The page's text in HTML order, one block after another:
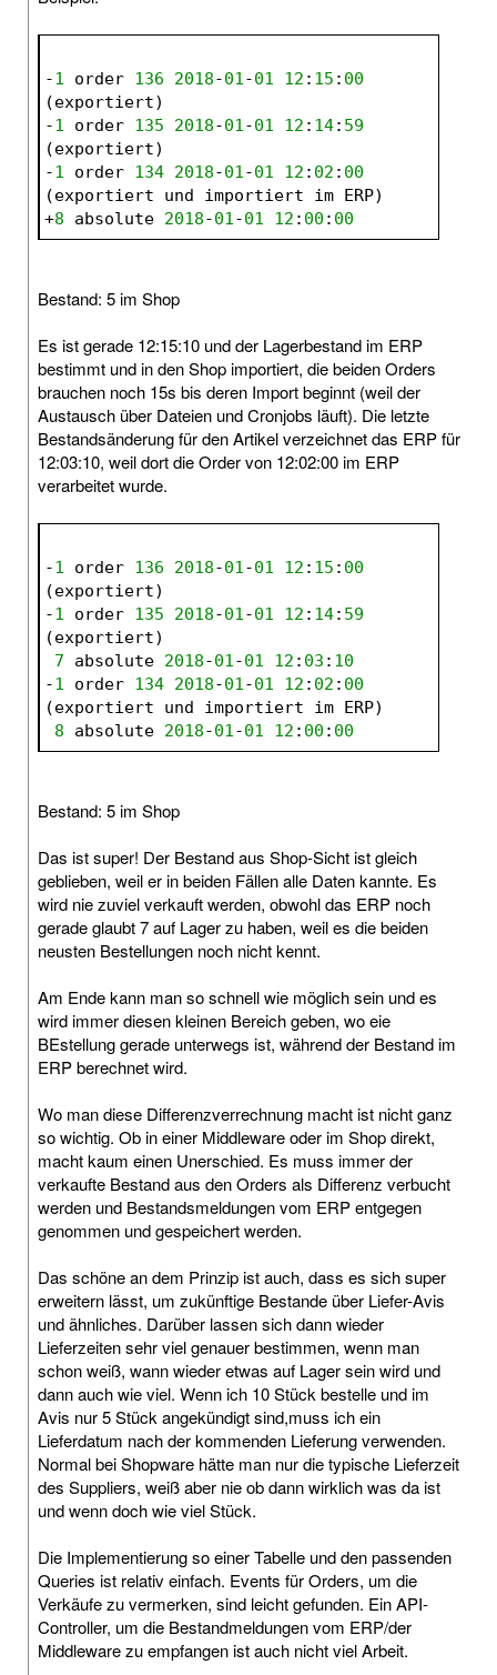
-1 order 136 2018-01-01 12 : 15 : 00
(exportiert)
-1 order 135 2018-01-01 12 : 14: 59
(exportiert)
-1 order 134 2018-01-01 12 : 02 : 00
(exportiert und importiert im ERP)
+8 absolute 2018-01-01 12 : 00 : 00
Bestand: 5 im Shop
Es ist gerade 12:15:10 und der Lagerbestand im ERP
bestimmt und in den Shop importiert, die beiden Orders
brauchen noch 15s bis deren Import beginnt (weil der
Austausch über Dateien und Cronjobs läuft). Die letzte
Bestandsänderung für den Artikel verzeichnet das ERP für
12:03:10, weil dort die Order von 12:02:00 im ERP
verarbeitet wurde.
-1 order 136 2018-01-01 12 : 15 : 00
(exportiert)
-1 order 135 2018-01-01 12 : 14: 59
(exportiert)
7 absolute 2018-01-01 12 : 03 : 10
-1 order 134 2018-01-01 12 : 02 : 00
(exportiert und importiert im ERP)
8 absolute 2018-01-01 12 : 00 : 00
Bestand: 5 im Shop
Das ist super! Der Bestand aus Shop-Sicht ist gleich
geblieben, weil er in beiden Fällen alle Daten kannte. Es
wird nie zuviel verkauft werden, obwohl das ERP noch
gerade glaubt 7 auf Lager zu haben, weil es die beiden
neusten Bestellungen noch nicht kennt.
Am Ende kann man so schnell wie möglich sein und es
wird immer diesen kleinen Bereich geben, wo eie
BEstellung gerade unterwegs ist, während der Bestand im
ERP berechnet wird.
Wo man diese Differenzverrechnung macht ist nicht ganz
so wichtig. Ob in einer Middleware oder im Shop direkt,
macht kaum einen Unerschied. Es muss immer der
verkaufte Bestand aus den Orders als Differenz verbucht
werden und Bestandsmeldungen vom ERP entgegen
genommen und gespeichert werden.
Das schöne an dem Prinzip ist auch, dass es sich super
erweitern lässt, um zukünftige Bestande über Liefer-Avis
und ähnliches. Darüber lassen sich dann wieder
Lieferzeiten sehr viel genauer bestimmen, wenn man
schon weiß, wann wieder etwas auf Lager sein wird und
dann auch wie viel. Wenn ich 10 Stück bestelle und im
Avis nur 5 Stück angekündigt sind,muss ich ein
Lieferdatum nach der kommenden Lieferung verwenden.
Normal bei Shopware hätte man nur die typische Lieferzeit
des Suppliers, weiß aber nie ob dann wirklich was da ist
und wenn doch wie viel Stück.
Die Implementierung so einer Tabelle und den passenden
Queries ist relativ einfach. Events für Orders, um die
Verkäufe zu vermerken, sind leicht gefunden. Ein API-
Controller, um die Bestandmeldungen vom ERP/der
Middleware zu empfangen ist auch nicht viel Arbeit.